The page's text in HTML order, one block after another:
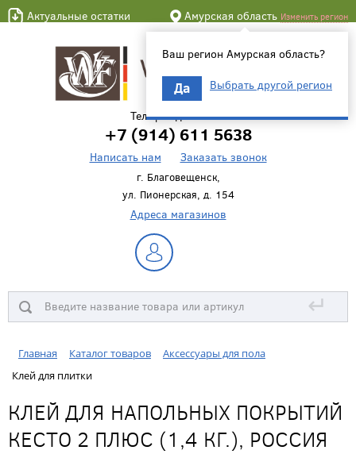
Актуальные остатки Амурская область Изменить регион
Ваш регион Амурская область?
Да Выбрать другой регион
Телефон для связи
+7 (914) 611 5638
Написать нам Заказать звонок
г. Благовещенск,
ул. Пионерская, д. 154
Адреса магазинов
↵
Главная Каталог товаров
Аксессуары для пола
Клей для плитки
КЛЕЙ ДЛЯ НАПОЛЬНЫХ ПОКРЫТИЙ
КЕСТО 2 ПЛЮС (1,4 КГ.), РОССИЯ